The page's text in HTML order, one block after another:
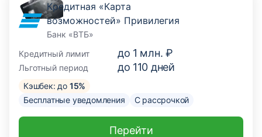
Кредитная «Карта
возможностей» Привилегия
Банк «ВТБ»
Кредитный лимит
до 1 млн. ₽
Льготный период до 110 дней
Кэшбек: до 15%
Бесплатные уведомления
С рассрочкой
Перейти